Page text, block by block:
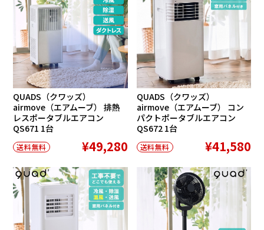
QUADS（クワッズ）
airmove（エアムーブ） 排熱
レスポータブルエアコン
QS671 1台
送料無料 ¥49,280
QUADS（クワッズ）
airmove（エアムーブ） コン
パクトポータブルエアコン
QS672 1台
送料無料 ¥41,580